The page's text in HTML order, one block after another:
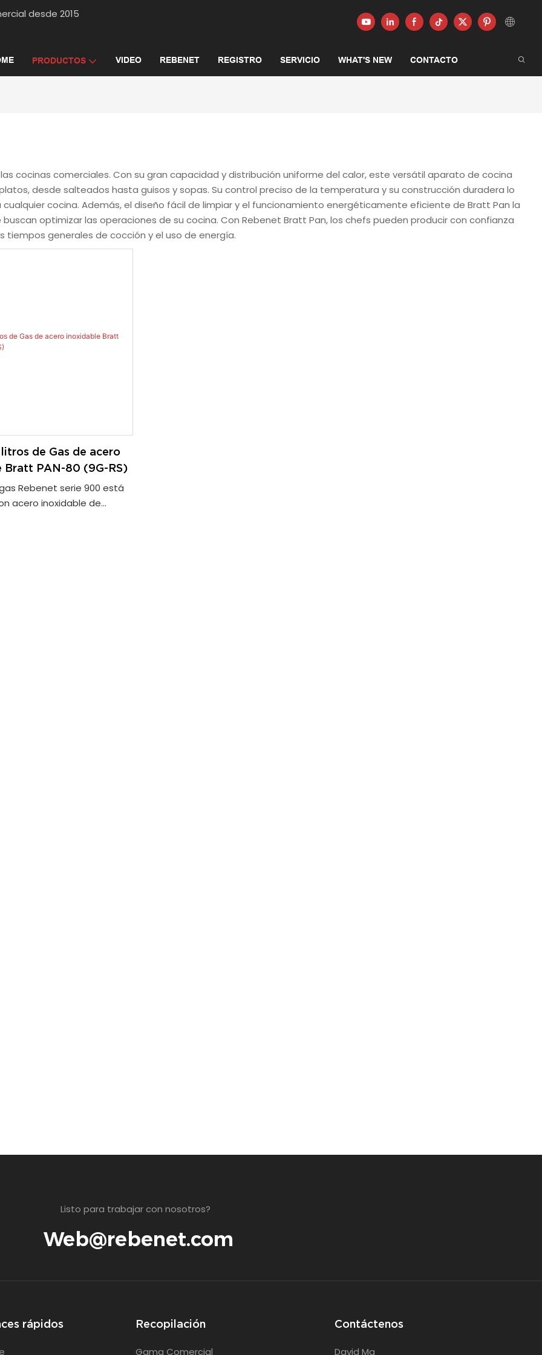
desde 2015
PRODUCTOS VIDEO REBENET REGISTRO SERVICIO WHAT'S NEW CONTACTO
cocinas comerciales. Con su gran capacidad y distribución uniforme del calor, este versátil aparato de cocina
desde salteados hasta guisos y sopas. Su control preciso de la temperatura y su construcción duradera lo
cocina. Además, el diseño fácil de limpiar y el funcionamiento energéticamente eficiente de Bratt Pan la
optimizar las operaciones de su cocina. Con Rebenet Bratt Pan, los chefs pueden producir con confianza
generales de cocción y el uso de energía.
de Gas de acero
Bratt PAN-80 (9G-RS)
Rebenet serie 900 está
acero inoxidable de
Listo para trabajar con nosotros?
Web@rebenet.com
rápidos Recopilación
Gama Comercial
Contáctenos
David Ma